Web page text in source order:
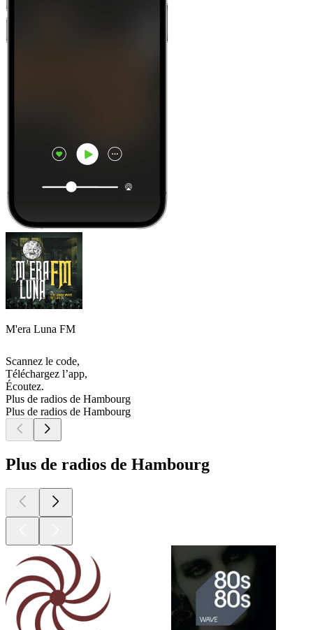
M'era Luna FM
Scannez le code,
Téléchargez l’app,
Écoutez.
Plus de radios de Hambourg
Plus de radios de Hambourg
Plus de radios de Hambourg